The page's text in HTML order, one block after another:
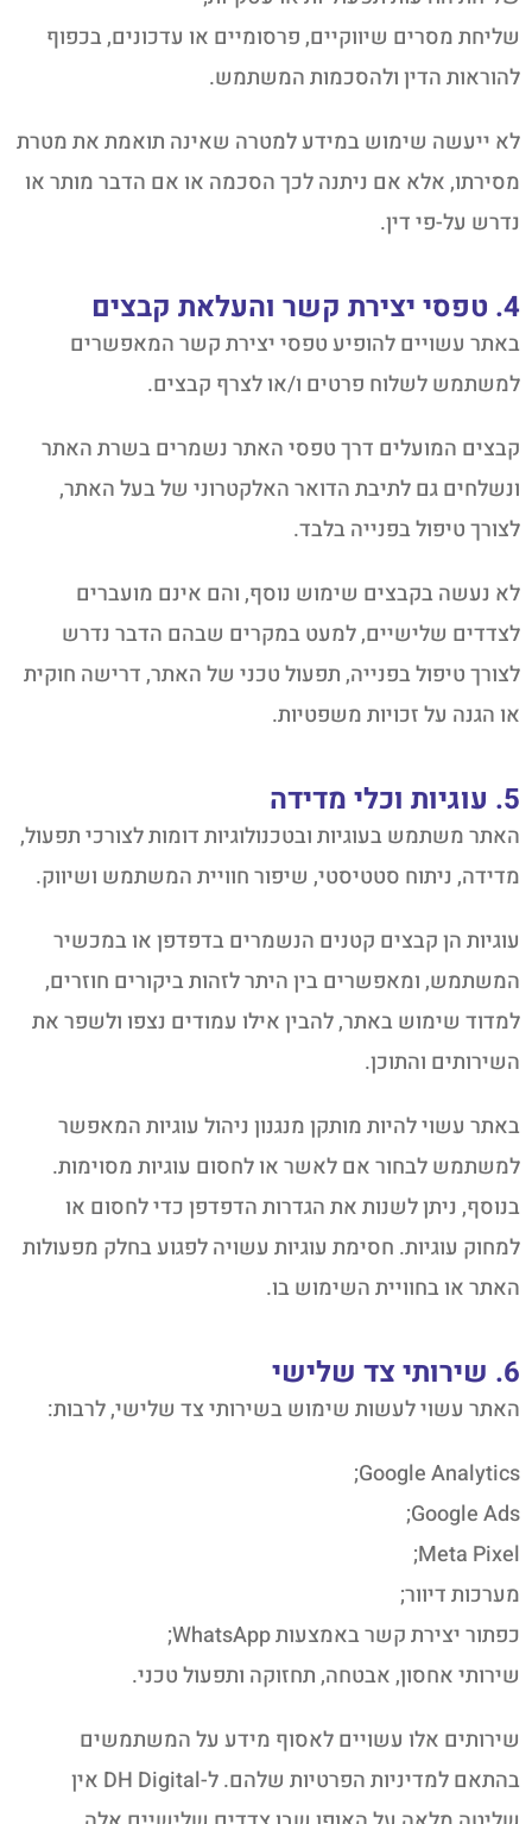
שליחת מסרים שיווקיים, פרסומיים או עדכונים, בכפוף
להוראות הדין ולהסכמות המשתמש.
לא ייעשה שימוש במידע למטרה שאינה תואמת את מטרת
מסירתו, אלא אם ניתנה לכך הסכמה או אם הדבר מותר או
נדרש על-פי דין.
4. טפסי יצירת קשר והעלאת קבצים
באתר עשויים להופיע טפסי יצירת קשר המאפשרים
למשתמש לשלוח פרטים ו/או לצרף קבצים.
קבצים המועלים דרך טפסי האתר נשמרים בשרת האתר
ונשלחים גם לתיבת הדואר האלקטרוני של בעל האתר,
לצורך טיפול בפנייה בלבד.
לא נעשה בקבצים שימוש נוסף, והם אינם מועברים
לצדדים שלישיים, למעט במקרים שבהם הדבר נדרש
לצורך טיפול בפנייה, תפעול טכני של האתר, דרישה חוקית
או הגנה על זכויות משפטיות.
5. עוגיות וכלי מדידה
האתר משתמש בעוגיות ובטכנולוגיות דומות לצורכי תפעול,
מדידה, ניתוח סטטיסטי, שיפור חוויית המשתמש ושיווק.
עוגיות הן קבצים קטנים הנשמרים בדפדפן או במכשיר
המשתמש, ומאפשרים בין היתר לזהות ביקורים חוזרים,
למדוד שימוש באתר, להבין אילו עמודים נצפו ולשפר את
השירותים והתוכן.
באתר עשוי להיות מותקן מנגנון ניהול עוגיות המאפשר
למשתמש לבחור אם לאשר או לחסום עוגיות מסוימות.
בנוסף, ניתן לשנות את הגדרות הדפדפן כדי לחסום או
למחוק עוגיות. חסימת עוגיות עשויה לפגוע בחלק מפעולות
האתר או בחוויית השימוש בו.
6. שירותי צד שלישי
האתר עשוי לעשות שימוש בשירותי צד שלישי, לרבות:
Google Analytics;
Google Ads;
Meta Pixel;
מערכות דיוור;
כפתור יצירת קשר באמצעות WhatsApp;
שירותי אחסון, אבטחה, תחזוקה ותפעול טכני.
שירותים אלו עשויים לאסוף מידע על המשתמשים
בהתאם למדיניות הפרטיות שלהם. ל-DH Digital אין